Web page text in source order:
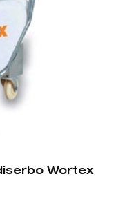
Wortex